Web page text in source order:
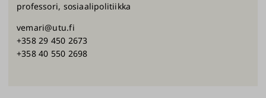
professori, sosiaalipolitiikka
vemari@utu.fi
+358 29 450 2673
+358 40 550 2698